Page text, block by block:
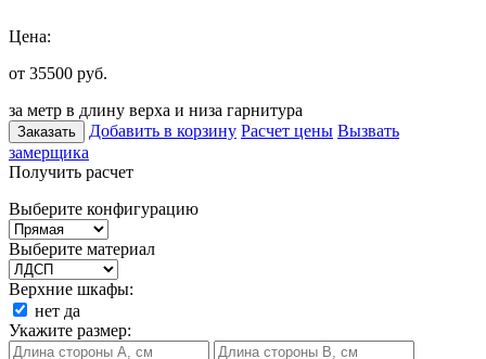
Цена:
от 35500 руб.
за метр в длину верха и низа гарнитура
Заказать Добавить в корзину Расчет цены Вызвать
замерщика
Получить расчет
Выберите конфигурацию
Выберите материал
Верхние шкафы:
нет да
Укажите размер: